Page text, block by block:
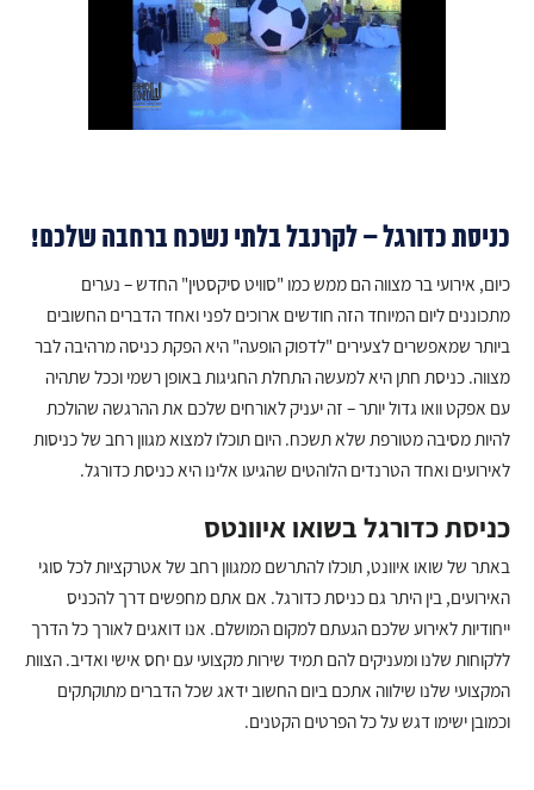
כניסת כדורגל – לקרנבל בלתי נשכח ברחבה שלכם!
כיום, אירועי בר מצווה הם ממש כמו "סוויט סיקסטין" החדש – נערים
מתכוננים ליום המיוחד הזה חודשים ארוכים לפני ואחד הדברים החשובים
ביותר שמאפשרים לצעירים "לדפוק הופעה" היא הפקת כניסה מרהיבה לבר
מצווה. כניסת חתן היא למעשה התחלת החגיגות באופן רשמי וככל שתהיה
עם אפקט וואו גדול יותר – זה יעניק לאורחים שלכם את ההרגשה שהולכת
להיות מסיבה מטורפת שלא תשכח. היום תוכלו למצוא מגוון רחב של כניסות
לאירועים ואחד הטרנדים הלוהטים שהגיעו אלינו היא כניסת כדורגל.
כניסת כדורגל בשואו איוונטס
באתר של שואו איוונט, תוכלו להתרשם ממגוון רחב של אטרקציות לכל סוגי
האירועים, בין היתר גם כניסת כדורגל. אם אתם מחפשים דרך להכניס
ייחודיות לאירוע שלכם הגעתם למקום המושלם. אנו דואגים לאורך כל הדרך
ללקוחות שלנו ומעניקים להם תמיד שירות מקצועי עם יחס אישי ואדיב. הצוות
המקצועי שלנו שילווה אתכם ביום החשוב ידאג שכל הדברים מתוקתקים
וכמובן ישימו דגש על כל הפרטים הקטנים.